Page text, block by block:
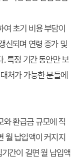
초기 비용 부담이
신되며 연령 증가 및
. 특정 기간 동안만 보
처가 가능한 분들에
와 환급금 규모에 직
월 납입액이 커지지
간이 길면 월 납입액